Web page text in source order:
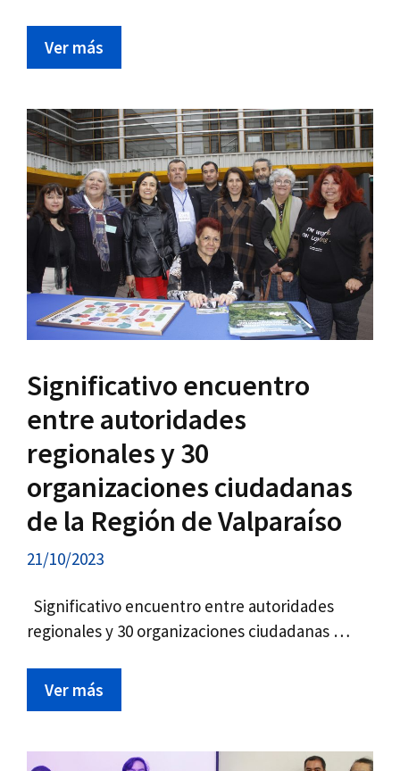
Ver más
Significativo encuentro
entre autoridades
regionales y 30
organizaciones ciudadanas
de la Región de Valparaíso
21/10/2023
Significativo encuentro entre autoridades
regionales y 30 organizaciones ciudadanas …
Ver más